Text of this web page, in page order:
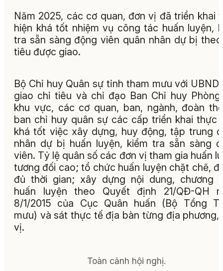
Năm 2025, các cơ quan, đơn vị đã triển khai
hiện khá tốt nhiệm vụ công tác huấn luyện,
tra sẵn sàng động viên quân nhân dự bị
tiêu được giao.
Bộ Chỉ huy Quân sự tỉnh tham mưu với UBND
giao chỉ tiêu và chỉ đạo Ban Chỉ huy
khu vực, các cơ quan, ban, ngành, đoàn
ban chỉ huy quân sự các cấp triển khai thực
khá tốt việc xây dựng, huy động, tập trung
nhân dự bị huấn luyện, kiểm tra sẵn sàng
viên. Tỷ lệ quân số các đơn vị tham gia huấn
tương đối cao; tổ chức huấn luyện chặt chẽ,
đủ thời gian; xây dựng nội dung, chương
huấn luyện theo Quyết định 21/QĐ-QH
8/1/2015 của Cục Quân huấn (Bộ Tổng
mưu) và sát thực tế địa bàn từng địa phương,
vị.
Toàn cảnh hội nghị.